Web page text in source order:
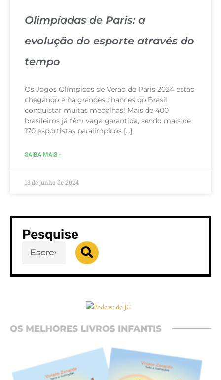
Olimpíadas de Paris: a
evolução do esporte através do
tempo
Os Jogos Olímpicos de Verão de Paris 2024 estão
chegando e há grandes chances do Brasil
conquistar muitas medalhas! Mais de 400
brasileiros já têm vaga garantida, sendo mais de
170 esportistas paralímpicos […]
SAIBA MAIS »
13 de junho de 2024
Pesquise